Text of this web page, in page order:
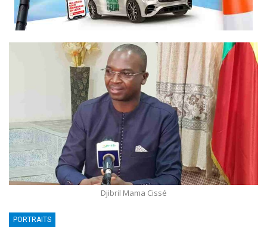
Djibril Mama Cissé
PORTRAITS